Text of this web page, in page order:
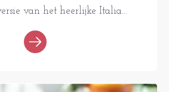
van het heerlijke Italia...